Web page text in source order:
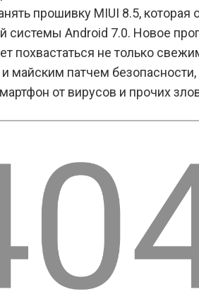
ликовать –
чудо
прошивку MIUI 8.5, которая
системы Android 7.0. Новое
похвастаться не только
майским патчем
от вирусов и прочих